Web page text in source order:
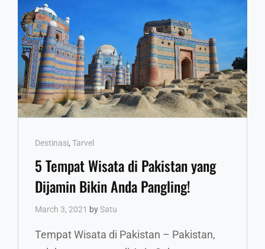
SERIBU
HINGGA
SWEDIA
Cat
Links
Destinasi, Tarvel
5 Tempat Wisata di Pakistan yang
Dijamin Bikin Anda Pangling!
March 3, 2021 bySatu
Tempat Wisata di Pakistan – Pakistan,